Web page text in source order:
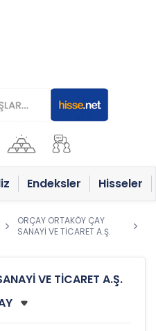
Endeksler Hisseler
ORÇAY ORTAKÖY ÇAY
SANAYİ VE TİCARET A.Ş.
VE TİCARET A.Ş.